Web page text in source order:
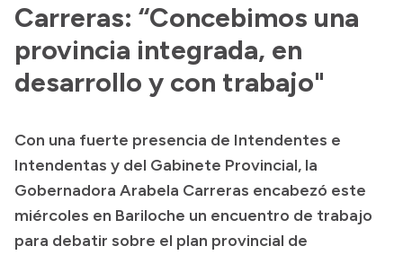
Delegaciones
Normativa
Presupuesto
Boletín Oficial
Compras y licitaciones
Consulta de expedientes
Carreras: “Concebimos una
provincia integrada, en
desarrollo y con trabajo"
Con una fuerte presencia de Intendentes e
Intendentas y del Gabinete Provincial, la
Gobernadora Arabela Carreras encabezó este
miércoles en Bariloche un encuentro de trabajo
para debatir sobre el plan provincial de